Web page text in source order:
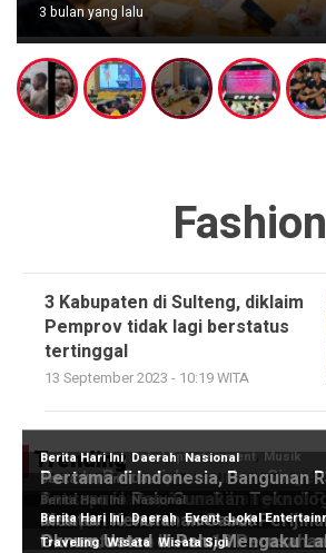
3 bulan yang lalu
Fashion
3 Kabupaten di Sulteng, diklaim
Pemprov tidak lagi berstatus
tertinggal
13 September 2023 - 10:19 WITA
Trending